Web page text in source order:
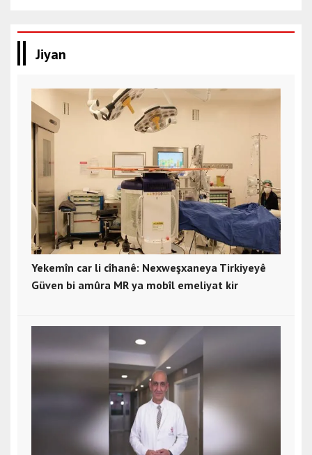
Jiyan
Yekemîn car li cîhanê: Nexweşxaneya Tirkiyeyê
Güven bi amûra MR ya mobîl emeliyat kir